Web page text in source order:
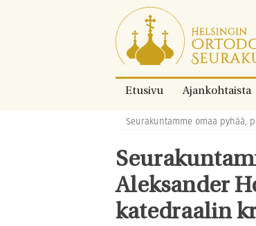
Siirry
suoraan
sisältöön.
Etusivu Ajankohtaista
Murupolku:
Seurakuntamme omaa pyhää,
Aleksander
katedraalin